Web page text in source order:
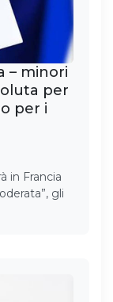
– minori
per
per i
in Francia
gli